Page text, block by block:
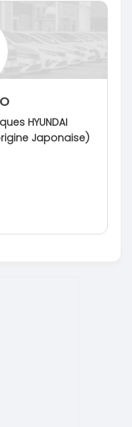
HYUNDAI
Japonaise)